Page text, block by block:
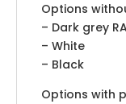
Options
– Dark grey
– White
– Black
Options with